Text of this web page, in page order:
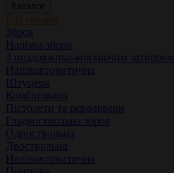
Каталог
Б/В товари
Зброя
Нарізна зброя
З поздовжньо-ковзаючим затвором
Напівавтоматична
Штуцера
Комбінована
Пістолети та револьвери
Гладкоствольна зброя
Одноствольна
Двоствольна
Напівавтоматична